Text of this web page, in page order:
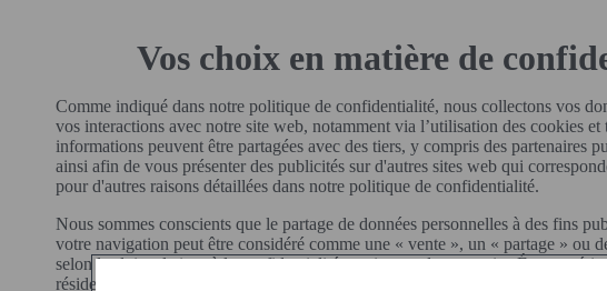
Vos choix en matière de
Comme indiqué dans notre politique de confidentialité, nous collectons vos
vos interactions avec notre site web, notamment via l’utilisation des cookies
informations peuvent être partagées avec des tiers, y compris des partenaires
ainsi afin de vous présenter des publicités sur d'autres sites web qui
pour d'autres raisons détaillées dans notre politique de confidentialité.
Nous sommes conscients que le partage de données personnelles à des fins
votre navigation peut être considéré comme une « vente », un « partage » ou
selon les lois relatives à la confidentialité en vigueur dans certains États
résidence, vous disposez donc probablement d'un droit d'opposition à ces